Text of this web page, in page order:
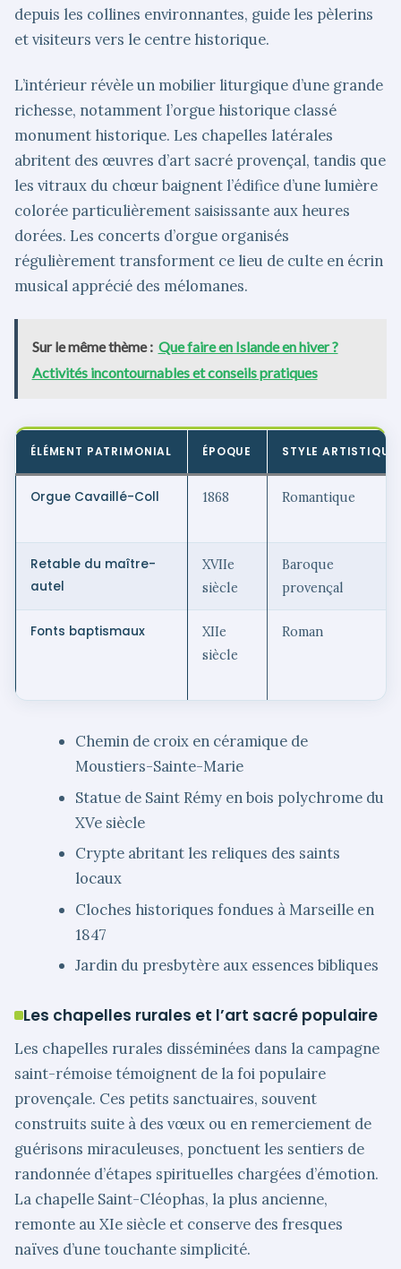
depuis les collines environnantes, guide les pèlerins
et visiteurs vers le centre historique.
L’intérieur révèle un mobilier liturgique d’une grande
richesse, notamment l’orgue historique classé
monument historique. Les chapelles latérales
abritent des œuvres d’art sacré provençal, tandis que
les vitraux du chœur baignent l’édifice d’une lumière
colorée particulièrement saisissante aux heures
dorées. Les concerts d’orgue organisés
régulièrement transforment ce lieu de culte en écrin
musical apprécié des mélomanes.
Sur le même thème : Que faire en Islande en hiver ?
Activités incontournables et conseils pratiques
ÉLÉMENT PATRIMONIAL ÉPOQUE STYLE ARTISTIQUE
Orgue Cavaillé-Coll 1868 Romantique
Retable du maître-
autel
XVIIe
siècle
Baroque
provençal
Fonts baptismaux
XIIe
siècle
Roman
Chemin de croix en céramique de
Moustiers-Sainte-Marie
Statue de Saint Rémy en bois polychrome du
XVe siècle
Crypte abritant les reliques des saints
locaux
Cloches historiques fondues à Marseille en
1847
Jardin du presbytère aux essences bibliques
Les chapelles rurales et l’art sacré populaire
Les chapelles rurales disséminées dans la campagne
saint-rémoise témoignent de la foi populaire
provençale. Ces petits sanctuaires, souvent
construits suite à des vœux ou en remerciement de
guérisons miraculeuses, ponctuent les sentiers de
randonnée d’étapes spirituelles chargées d’émotion.
La chapelle Saint-Cléophas, la plus ancienne,
remonte au XIe siècle et conserve des fresques
naïves d’une touchante simplicité.